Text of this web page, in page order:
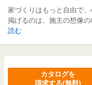
家づくりはもっと自由で
掲げるのは、施主の想像
読む
カタログを
請求する(無料)